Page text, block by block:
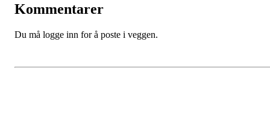
Kommentarer
Du må logge inn for å poste i veggen.